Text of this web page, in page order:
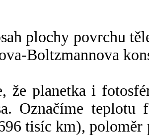
plochy povrchu
Boltzmannova
že planetka i
Označíme
tisíc km),